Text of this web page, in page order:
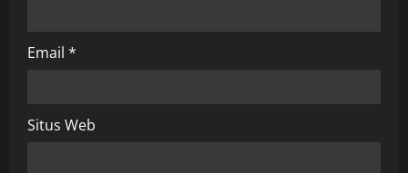
Email *
Situs Web